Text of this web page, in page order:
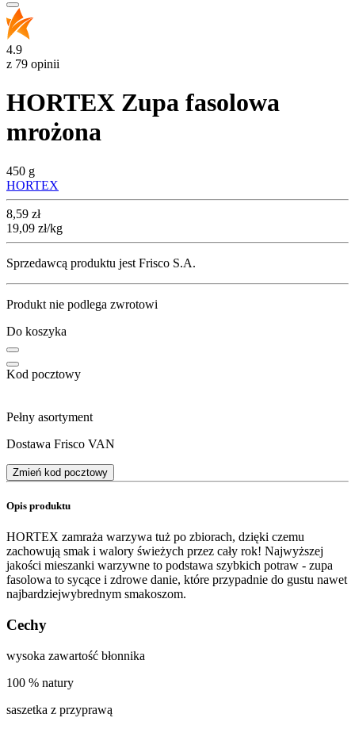
4.9
z 79 opinii
HORTEX Zupa fasolowa
mrożona
450 g
HORTEX
Cena
8,59 zł
19,09 zł/kg
Sprzedawcą produktu jest Frisco S.A.
Produkt nie podlega zwrotowi
Do koszyka
Kod pocztowy
Pełny asortyment
Dostawa Frisco VAN
Zmień kod pocztowy
Opis produktu
HORTEX zamraża warzywa tuż po zbiorach, dzięki czemu
zachowują smak i walory świeżych przez cały rok! Najwyższej
jakości mieszanki warzywne to podstawa szybkich potraw - zupa
fasolowa to sycące i zdrowe danie, które przypadnie do gustu nawet
najbardziejwybrednym smakoszom.
Cechy
wysoka zawartość błonnika
100 % natury
saszetka z przyprawą